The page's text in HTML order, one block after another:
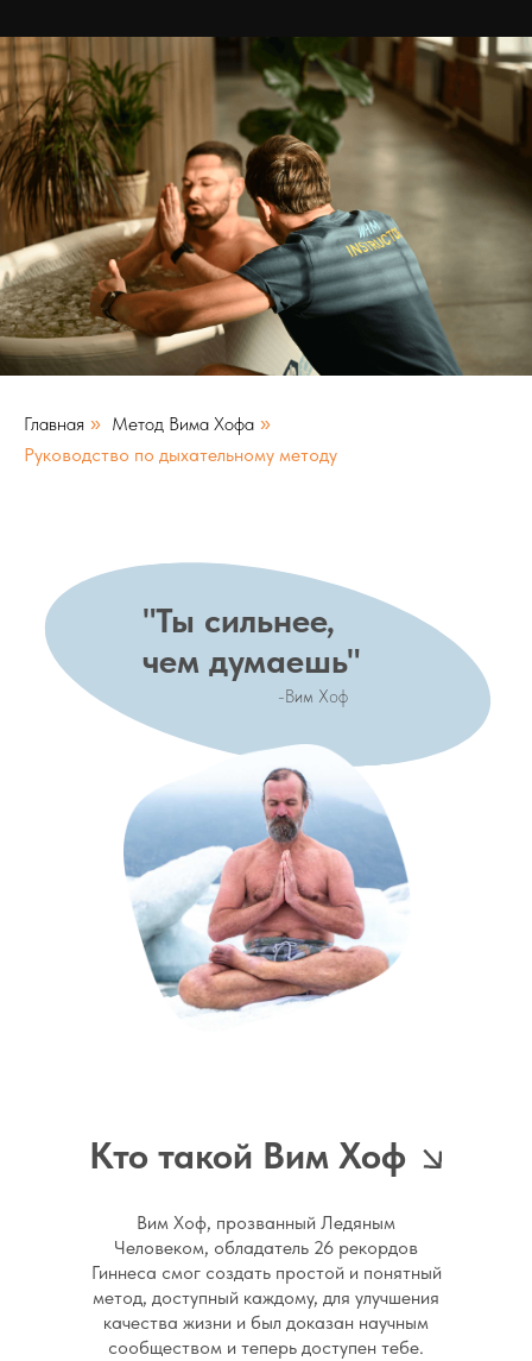
Главная » Метод Вима Хофа »
Руководство по дыхательному методу
"Ты сильнее,
чем думаешь"
-Вим Хоф
Кто такой Вим Хоф
Вим Хоф, прозванный Ледяным
Человеком, обладатель 26 рекордов
Гиннеса смог создать простой и понятный
метод, доступный каждому, для улучшения
качества жизни и был доказан научным
сообществом и теперь доступен тебе.
В последствии Вим установил 26
экстремального холода и помог
распространенных заболеваний,
как тревога и депрессия, и
такими как болезнь Крона и
Лучше всего то, что для начала не
душа.